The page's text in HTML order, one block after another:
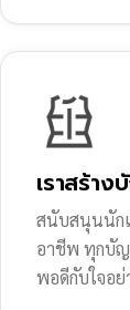
เราสร้า
สนับสนุนนัก
อาชีพ ทุกบั
พอดีกับใจอย่